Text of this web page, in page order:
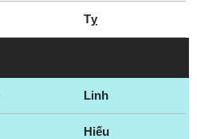
Tỵ
Linh
Hiếu